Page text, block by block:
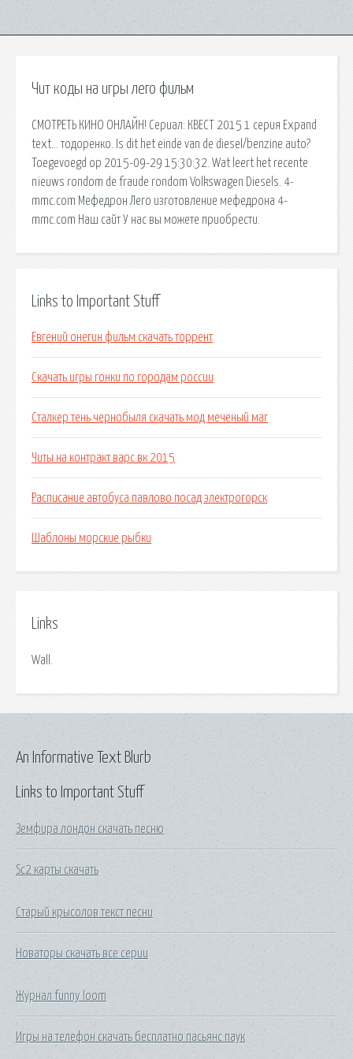
Чит коды на игры лего фильм
СМОТРЕТЬ КИНО ОНЛАЙН! Сериал: КВЕСТ 2015 1 серия Expand
text… тодоренко. Is dit het einde van de diesel/benzine auto?
Toegevoegd op 2015-09-29 15:30:32. Wat leert het recente
nieuws rondom de fraude rondom Volkswagen Diesels. 4-
mmc.com Мефедрон Лего изготовление мефедрона 4-
mmc.com Наш сайт У нас вы можете приобрести.
Links to Important Stuff
Евгений онегин фильм скачать торрент
Скачать игры гонки по городам россии
Сталкер тень чернобыля скачать мод меченый маг
Читы на контракт варс вк 2015
Расписание автобуса павлово посад электрогорск
Шаблоны морские рыбки
Links
Wall.
Links to Important Stuff
Земфира лондон скачать песню
Sc2 карты скачать
Старый крысолов текст песни
Новаторы скачать все серии
Журнал funny loom
Игры на телефон скачать бесплатно пасьянс паук
An Informative Text Blurb